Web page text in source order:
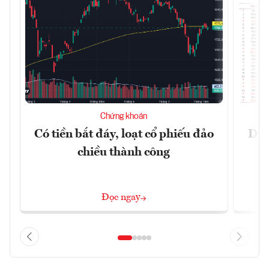
Chứng khoán
Có tiền bắt đáy, loạt cổ phiếu đảo
chiều thành công
Đọc ngay
Dự